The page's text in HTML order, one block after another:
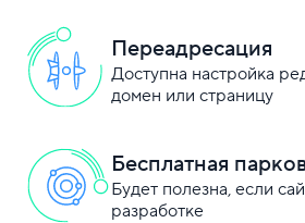
Переадресация
Доступна настройка
домен или страницу
Бесплатная
Будет полезна, если
разработке